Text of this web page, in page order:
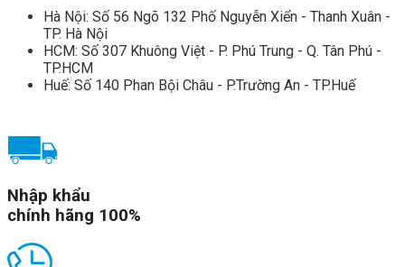
Hà Nội: Số 56 Ngõ 132 Phố Nguyễn Xiển - Thanh Xuân -
TP. Hà Nội
HCM: Số 307 Khuông Việt - P. Phú Trung - Q. Tân Phú -
TP.HCM
Huế: Số 140 Phan Bội Châu - P.Trường An - TP.Huế
Nhập khẩu
chính hãng 100%